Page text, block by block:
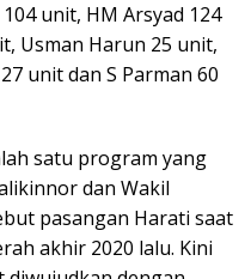
unit, HM Arsyad 124
Usman Harun 25 unit,
unit dan S Parman 60
satu program yang
dan Wakil
pasangan Harati saat
akhir 2020 lalu. Kini